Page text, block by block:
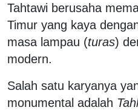
Tahtawi berusaha
Timur yang kaya
masa lampau (turas)
modern.
Salah satu karyanya
monumental adalah